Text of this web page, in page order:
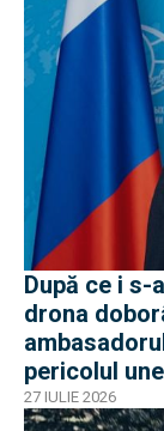
După ce i s-
drona
pericolul
o
27 IULIE 2026